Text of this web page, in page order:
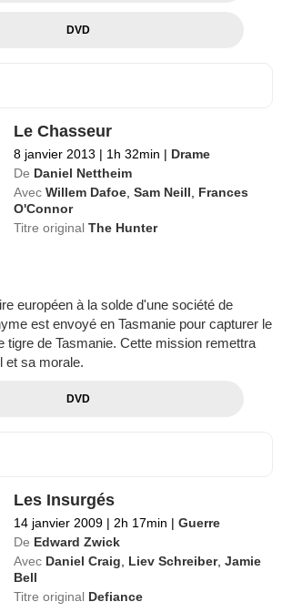
DVD
Le Chasseur
8 janvier 2013 | 1h 32min | Drame
De Daniel Nettheim
Avec Willem Dafoe ,Sam Neill
Frances
O'Connor
Titre originalThe Hunter
européen à la solde d'une société de
est envoyé en Tasmanie pour capturer le
tigre de Tasmanie. Cette mission remettra
et sa morale.
DVD
Les Insurgés
14 janvier 2009 | 2h 17min | Guerre
De Edward Zwick
Avec Daniel Craig Liev Schreiber,Jamie
Bell
Titre original Defiance